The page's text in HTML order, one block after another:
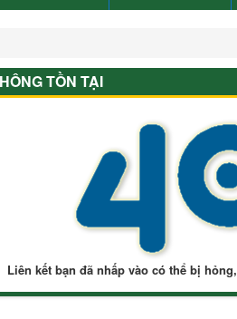
TỒN TẠI
Liên kết bạn đã nhấp vào có thể bị